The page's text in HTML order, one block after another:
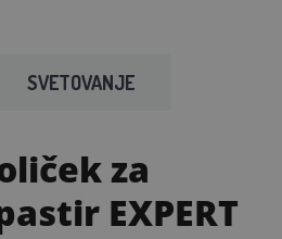
SVETOVANJE
za
EXPERT